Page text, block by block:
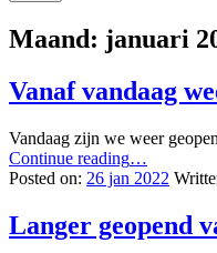
Maand: januari
Vanaf vandaag
Vandaag zijn we weer
Continue reading“Vanaf
vandaag
geopend!”
…
Posted on: 26 jan 2022
Langer geopend